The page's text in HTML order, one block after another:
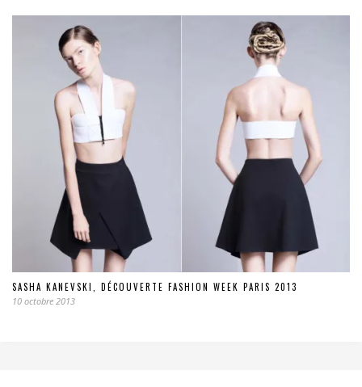
SASHA KANEVSKI, DÉCOUVERTE FASHION WEEK PARIS 2013
10 octobre 2013